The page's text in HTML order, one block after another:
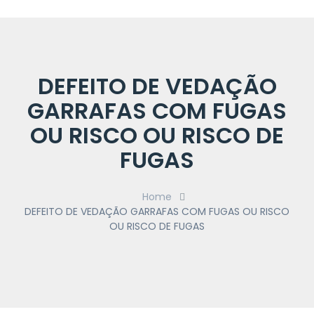
DEFEITO DE VEDAÇÃO
GARRAFAS COM FUGAS
OU RISCO OU RISCO DE
FUGAS
Home
DEFEITO DE VEDAÇÃO GARRAFAS COM FUGAS OU RISCO
OU RISCO DE FUGAS